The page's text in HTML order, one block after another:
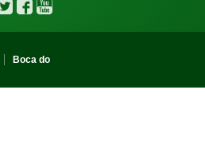
TwitterFacebook
Boca do